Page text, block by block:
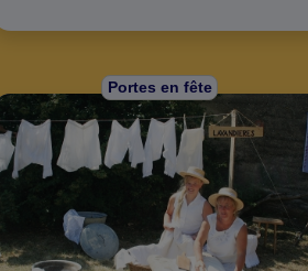
Portes en fête